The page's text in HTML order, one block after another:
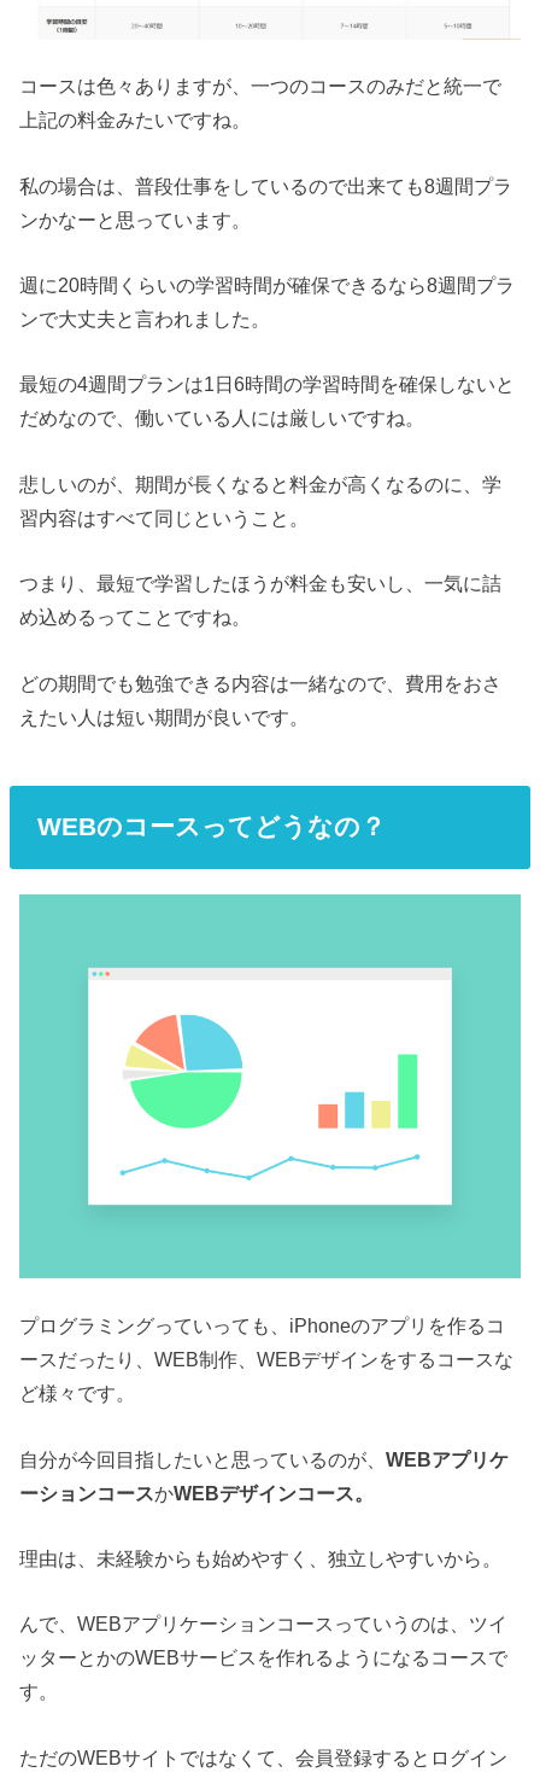
コースは色々ありますが、一つのコースのみだと統一で
上記の料金みたいですね。
私の場合は、普段仕事をしているので出来ても8週間プラ
ンかなーと思っています。
週に20時間くらいの学習時間が確保できるなら8週間プラ
ンで大丈夫と言われました。
最短の4週間プランは1日6時間の学習時間を確保しないと
だめなので、働いている人には厳しいですね。
悲しいのが、期間が長くなると料金が高くなるのに、学
習内容はすべて同じということ。
つまり、最短で学習したほうが料金も安いし、一気に詰
め込めるってことですね。
どの期間でも勉強できる内容は一緒なので、費用をおさ
えたい人は短い期間が良いです。
WEBのコースってどうなの？
プログラミングっていっても、iPhoneのアプリを作るコ
ースだったり、WEB制作、WEBデザインをするコースな
ど様々です。
自分が今回目指したいと思っているのが、WEBアプリケ
ーションコースかWEBデザインコース。
理由は、未経験からも始めやすく、独立しやすいから。
んで、WEBアプリケーションコースっていうのは、ツイ
ッターとかのWEBサービスを作れるようになるコースで
す。
ただのWEBサイトではなくて、会員登録するとログイン